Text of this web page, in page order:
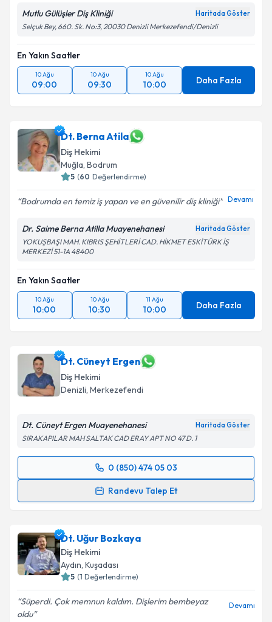
Mutlu Gülüşler Diş Kliniği Haritada Göster
Selçuk Bey, 660. Sk. No:3, 20030 Denizli Merkezefendi/Denizli
En Yakın Saatler
10 Ağu
09:00
10 Ağu
09:30
10 Ağu
10:00 Daha Fazla
Dt. Berna Atila
Diş Hekimi
Muğla, Bodrum
5 (60 Değerlendirme)
Bodrumda en temiz iş yapan ve en güvenilir diş kliniği Devamı
Dr. Saime Berna Atilla Muayenehanesi Haritada Göster
YOKUŞBAŞI MAH. KIBRIS ŞEHİTLERİ CAD. HİKMET ESKİTÜRK İŞ
MERKEZİ 51-1A 48400
En Yakın Saatler
10 Ağu
10:00
10 Ağu
10:30
11 Ağu
10:00 Daha Fazla
Dt. Cüneyt Ergen
Diş Hekimi
Denizli, Merkezefendi
Dt. Cüneyt Ergen Muayenehanesi Haritada Göster
SIRAKAPILAR MAH SALTAK CAD ERAY APT NO 47 D. 1
0 (850) 474 05 03
Randevu Talep Et
Randevu Takvimi Talebi
takvim hazırlandığında e-posta ile bilgilendireceğiz.
E-posta Adresiniz
Dt. Uğur Bozkaya
Diş Hekimi
Aydın, Kuşadası
5 (1 Değerlendirme)
Süperdi. Çok memnun kaldım. Dişlerim bembeyaz
oldu
Devamı